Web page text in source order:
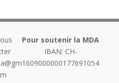
Pour soutenir la MDA
IBAN: CH-
1609000000177691054